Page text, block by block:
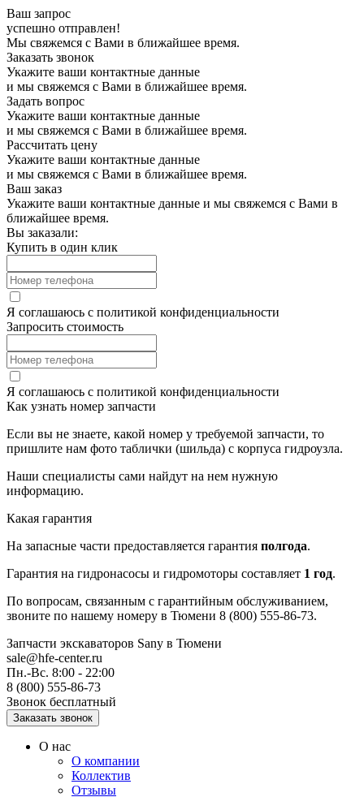
Ваш запрос
успешно отправлен!
Мы свяжемся с Вами в ближайшее время.
Заказать звонок
Укажите ваши контактные данные
и мы свяжемся с Вами в ближайшее время.
Задать вопрос
Укажите ваши контактные данные
и мы свяжемся с Вами в ближайшее время.
Рассчитать цену
Укажите ваши контактные данные
и мы свяжемся с Вами в ближайшее время.
Ваш заказ
Укажите ваши контактные данные и мы свяжемся с Вами в
ближайшее время.
Вы заказали:
Купить в один клик
Я соглашаюсь с политикой конфиденциальности
Запросить стоимость
Я соглашаюсь с политикой конфиденциальности
Как узнать номер запчасти
Если вы не знаете, какой номер у требуемой запчасти, то
пришлите нам фото таблички (шильда) с корпуса гидроузла.
Наши специалисты сами найдут на нем нужную
информацию.
Какая гарантия
На запасные части предоставляется гарантия полгода.
Гарантия на гидронасосы и гидромоторы составляет 1 год.
По вопросам, связанным с гарантийным обслуживанием,
звоните по нашему номеру в Тюмени 8 (800) 555-86-73.
Запчасти экскаваторов Sany в Тюмени
sale@hfe-center.ru
Пн.-Вс. 8:00 - 22:00
8 (800) 555-86-73
Звонок бесплатный
О нас
О компании
Коллектив
Отзывы